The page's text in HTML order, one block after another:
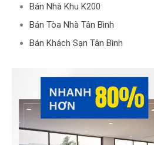
Bán Nhà Khu K200
Bán Tòa Nhà Tân Bình
Bán Khách Sạn Tân Bình